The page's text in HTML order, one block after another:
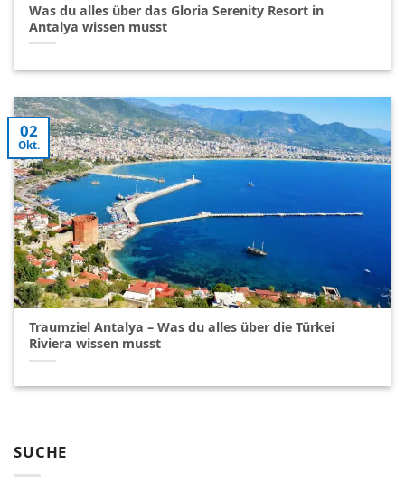
Was du alles über das Gloria Serenity Resort in
Antalya wissen musst
Traumziel Antalya – Was du alles über die Türkei
Riviera wissen musst
02
Okt.
SUCHE